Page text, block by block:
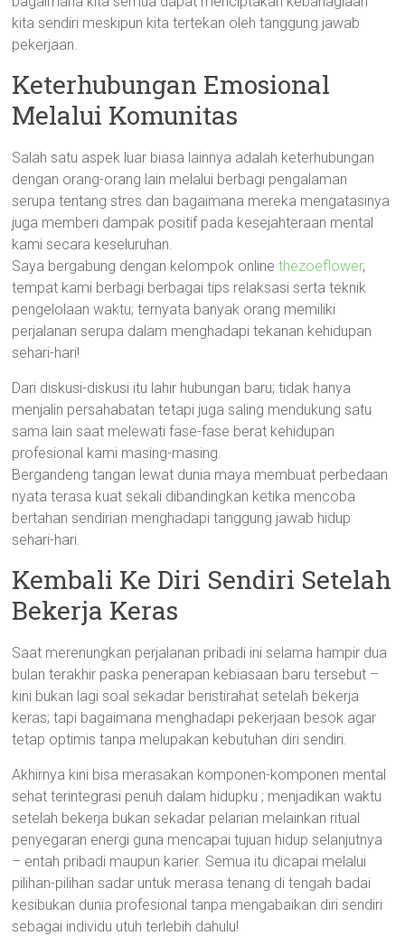
kita sendiri meskipun kita tertekan oleh tanggung jawab
pekerjaan.
Keterhubungan Emosional
Melalui Komunitas
Salah satu aspek luar biasa lainnya adalah keterhubungan
dengan orang-orang lain melalui berbagi pengalaman
serupa tentang stres dan bagaimana mereka mengatasinya
juga memberi dampak positif pada kesejahteraan mental
kami secara keseluruhan.
Saya bergabung dengan kelompok onlinethezoeflower,
tempat kami berbagi berbagai tips relaksasi serta teknik
pengelolaan waktu; ternyata banyak orang memiliki
perjalanan serupa dalam menghadapi tekanan kehidupan
sehari-hari!
Dari diskusi-diskusi itu lahir hubungan baru; tidak hanya
menjalin persahabatan tetapi juga saling mendukung satu
sama lain saat melewati fase-fase berat kehidupan
profesional kami masing-masing.
Bergandeng tangan lewat dunia maya membuat perbedaan
nyata terasa kuat sekali dibandingkan ketika mencoba
bertahan sendirian menghadapi tanggung jawab hidup
sehari-hari.
Kembali Ke Diri Sendiri Setelah
Bekerja Keras
Saat merenungkan perjalanan pribadi ini selama hampir dua
bulan terakhir paska penerapan kebiasaan baru tersebut –
kini bukan lagi soal sekadar beristirahat setelah bekerja
keras; tapi bagaimana menghadapi pekerjaan besok agar
tetap optimis tanpa melupakan kebutuhan diri sendiri.
Akhirnya kini bisa merasakan komponen-komponen mental
sehat terintegrasi penuh dalam hidupku ; menjadikan waktu
setelah bekerja bukan sekadar pelarian melainkan ritual
penyegaran energi guna mencapai tujuan hidup selanjutnya
– entah pribadi maupun karier. Semua itu dicapai melalui
pilihan-pilihan sadar untuk merasa tenang di tengah badai
kesibukan dunia profesional tanpa mengabaikan diri sendiri
sebagai individu utuh terlebih dahulu!